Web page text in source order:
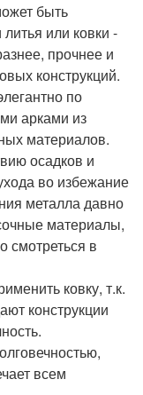
быть
или ковки -
прочнее и
конструкций.
по
арками из
материалов.
осадков и
во избежание
металла давно
материалы,
смотреться в
ковку, т.к.
конструкции
всем